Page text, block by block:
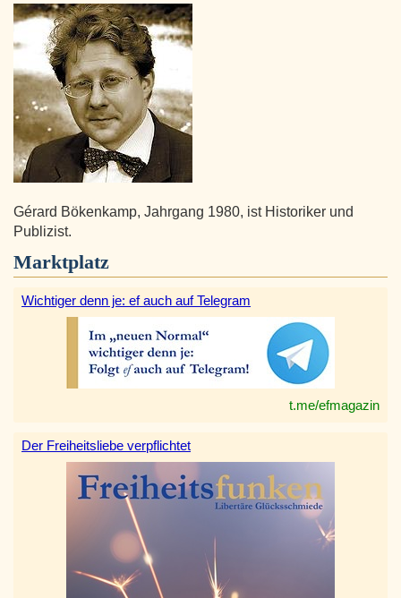
Gérard Bökenkamp, Jahrgang 1980, ist Historiker und
Publizist.
Marktplatz
Wichtiger denn je: ef auch auf Telegram
t.me/efmagazin
Der Freiheitsliebe verpflichtet